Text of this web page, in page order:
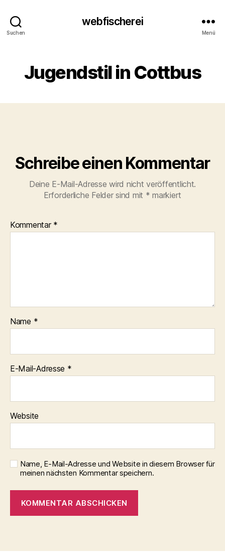
Suchen
webfischerei
Menü
Jugendstil in Cottbus
Schreibe einen Kommentar
Deine E-Mail-Adresse wird nicht veröffentlicht.
Erforderliche Felder sind mit * markiert
Kommentar *
Name *
E-Mail-Adresse *
Website
Name, E-Mail-Adresse und Website in diesem Browser für
meinen nächsten Kommentar speichern.